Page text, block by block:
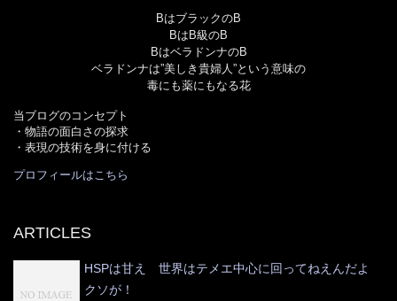
BはブラックのB
BはB級のB
BはベラドンナのB
ベラドンナは”美しき貴婦人”という意味の
毒にも薬にもなる花
当ブログのコンセプト
・物語の面白さの探求
・表現の技術を身に付ける
プロフィールはこちら
ARTICLES
HSPは甘え 世界はテメエ中心に回ってねえんだよ
クソが！